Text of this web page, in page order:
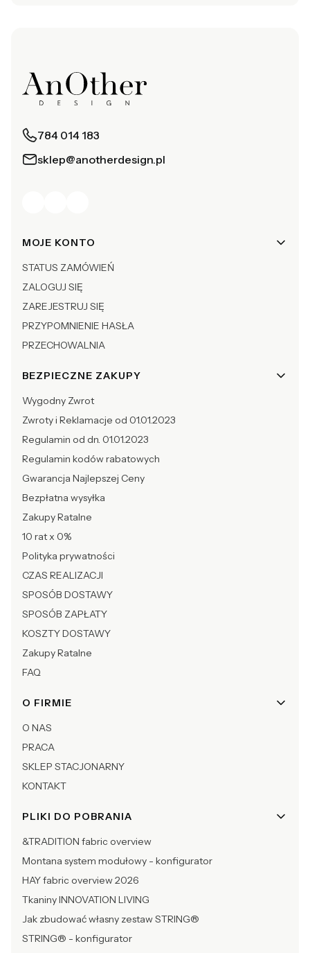
784 014 183
sklep@anotherdesign.pl
Linki w stopce
MOJE KONTO
STATUS ZAMÓWIEŃ
ZALOGUJ SIĘ
ZAREJESTRUJ SIĘ
PRZYPOMNIENIE HASŁA
PRZECHOWALNIA
BEZPIECZNE ZAKUPY
Wygodny Zwrot
Zwroty i Reklamacje od 01.01.2023
Regulamin od dn. 01.01.2023
Regulamin kodów rabatowych
Gwarancja Najlepszej Ceny
Bezpłatna wysyłka
Zakupy Ratalne
10 rat x 0%
Polityka prywatności
CZAS REALIZACJI
SPOSÓB DOSTAWY
SPOSÓB ZAPŁATY
KOSZTY DOSTAWY
Zakupy Ratalne
FAQ
O FIRMIE
O NAS
PRACA
SKLEP STACJONARNY
KONTAKT
PLIKI DO POBRANIA
&TRADITION fabric overview
Montana system modułowy - konfigurator
HAY fabric overview 2026
Tkaniny INNOVATION LIVING
Jak zbudować własny zestaw STRING®
STRING® - konfigurator